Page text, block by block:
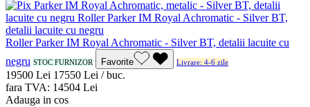
Roller Parker IM Royal Achromatic - Silver BT, detalii lacuite cu
negru STOC FURNIZOR Favorite Livrare: 4-6 zile
19500 Lei 17550 Lei / buc.
fara TVA: 14504 Lei
Adauga in cos